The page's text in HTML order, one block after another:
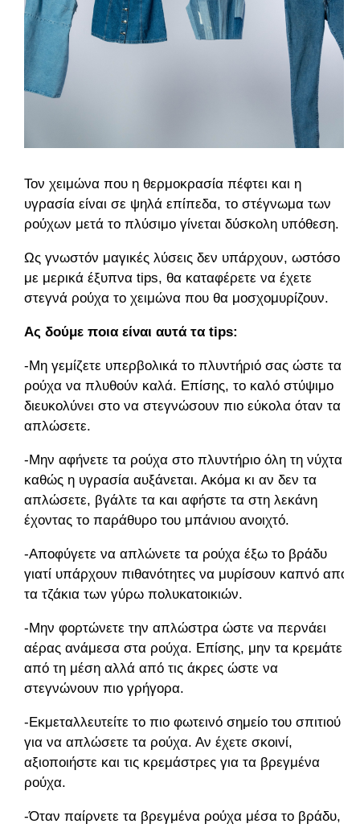
Τον χειμώνα που η θερμοκρασία πέφτει και η
υγρασία είναι σε ψηλά επίπεδα, το στέγνωμα των
ρούχων μετά το πλύσιμο γίνεται δύσκολη υπόθεση.
Ως γνωστόν μαγικές λύσεις δεν υπάρχουν, ωστόσο
με μερικά έξυπνα tips, θα καταφέρετε να έχετε
στεγνά ρούχα το χειμώνα που θα μοσχομυρίζουν.
Ας δούμε ποια είναι αυτά τα tips:
-Μη γεμίζετε υπερβολικά το πλυντήριό σας ώστε τα
ρούχα να πλυθούν καλά. Επίσης, το καλό στύψιμο
διευκολύνει στο να στεγνώσουν πιο εύκολα όταν τα
απλώσετε.
-Μην αφήνετε τα ρούχα στο πλυντήριο όλη τη νύχτα
καθώς η υγρασία αυξάνεται. Ακόμα κι αν δεν τα
απλώσετε, βγάλτε τα και αφήστε τα στη λεκάνη
έχοντας το παράθυρο του μπάνιου ανοιχτό.
-Αποφύγετε να απλώνετε τα ρούχα έξω το βράδυ
γιατί υπάρχουν πιθανότητες να μυρίσουν καπνό από
τα τζάκια των γύρω πολυκατοικιών.
-Μην φορτώνετε την απλώστρα ώστε να περνάει
αέρας ανάμεσα στα ρούχα. Επίσης, μην τα κρεμάτε
από τη μέση αλλά από τις άκρες ώστε να
στεγνώνουν πιο γρήγορα.
-Εκμεταλλευτείτε το πιο φωτεινό σημείο του σπιτιού
για να απλώσετε τα ρούχα. Αν έχετε σκοινί,
αξιοποιήστε και τις κρεμάστρες για τα βρεγμένα
ρούχα.
-Όταν παίρνετε τα βρεγμένα ρούχα μέσα το βράδυ,